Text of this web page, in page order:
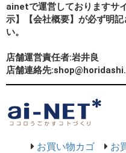
ainetで運営しておりますサ
示】【会社概要】が必ず明
い。
店舗運営責任者:岩井良
店舗連絡先
お買い物カゴ お